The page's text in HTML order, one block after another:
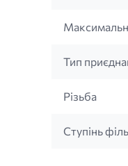
Тип
Різьба
Ступінь